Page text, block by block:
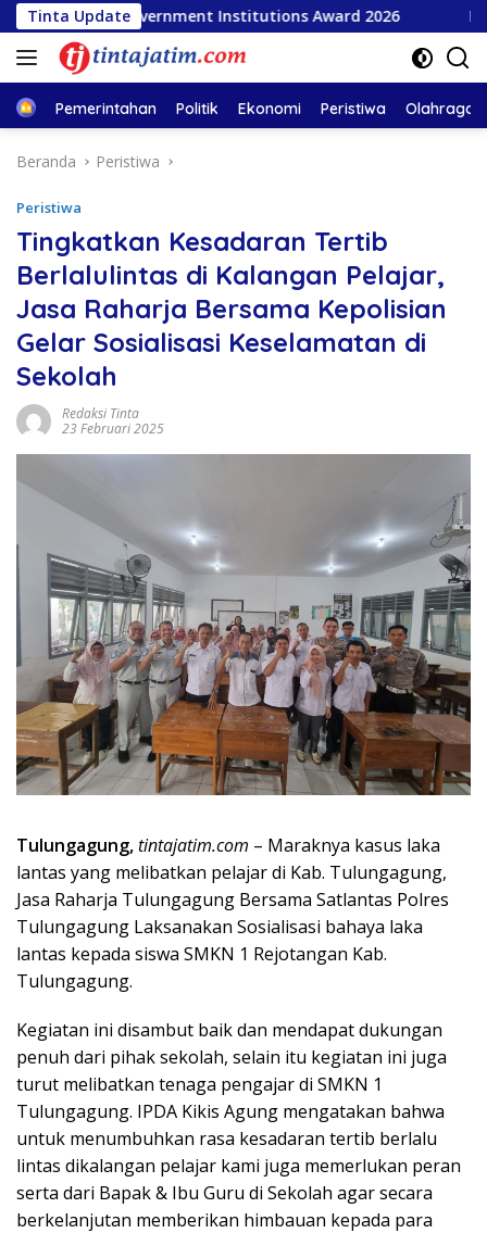
Langsung
ke
konten
Tinta Update
Government Institutions Award 2026 INSA
HomePemerintahan Politik Ekonomi Peristiwa Olahraga
Beranda Peristiwa
Peristiwa
Tingkatkan Kesadaran Tertib
Berlalulintas di Kalangan Pelajar,
Jasa Raharja Bersama Kepolisian
Gelar Sosialisasi Keselamatan di
Sekolah
Redaksi Tinta
23 Februari 2025
Tulungagung,tintajatim.com – Maraknya kasus laka
lantas yang melibatkan pelajar di Kab. Tulungagung,
Jasa Raharja Tulungagung Bersama Satlantas Polres
Tulungagung Laksanakan Sosialisasi bahaya laka
lantas kepada siswa SMKN 1 Rejotangan Kab.
Tulungagung.
Kegiatan ini disambut baik dan mendapat dukungan
penuh dari pihak sekolah, selain itu kegiatan ini juga
turut melibatkan tenaga pengajar di SMKN 1
Tulungagung. IPDA Kikis Agung mengatakan bahwa
untuk menumbuhkan rasa kesadaran tertib berlalu
lintas dikalangan pelajar kami juga memerlukan peran
serta dari Bapak & Ibu Guru di Sekolah agar secara
berkelanjutan memberikan himbauan kepada para